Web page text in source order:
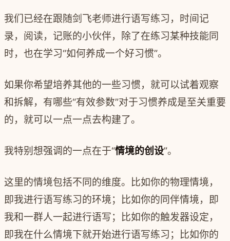
我们已经在跟随剑飞老师进行语写练习，时间记
录，阅读，记账的小伙伴，除了在练习某种技能同
时，也在学习“如何养成一个好习惯”。
如果你希望培养其他的一些习惯，就可以试着观察
和拆解，有哪些“有效参数”对于习惯养成是至关重要
的，就可以一点一点去构建了。
我特别想强调的一点在于“情境的创设”。
这里的情境包括不同的维度。比如你的物理情境，
即我进行语写练习的环境；比如你的同伴情境，即
我和一群人一起进行语写；比如你的触发器设定，
即我在什么情境下就开始进行语写练习；比如你的